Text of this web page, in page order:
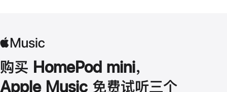
购买 HomePod mini，
Apple Music 免费试听三个